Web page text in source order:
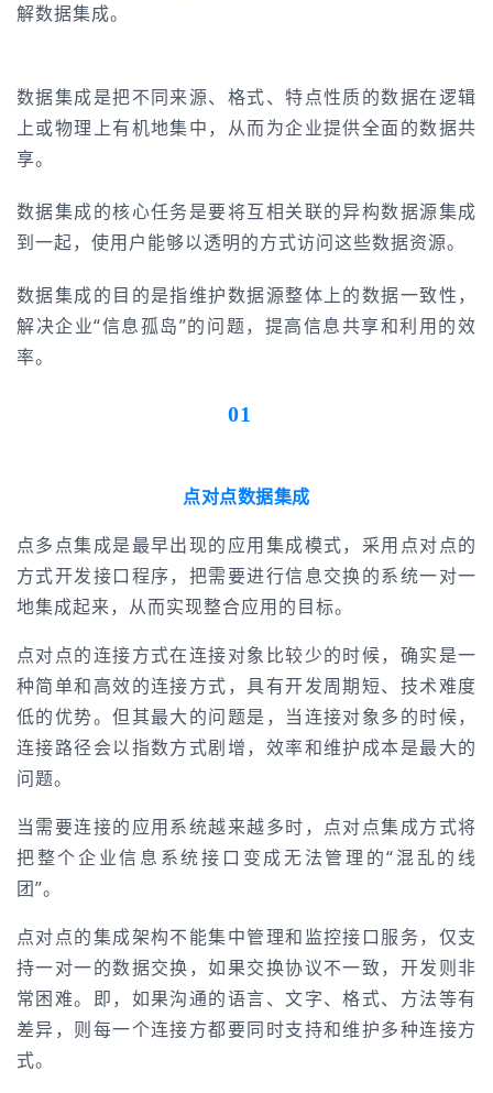
解数据集成。
数据集成是把不同来源、格式、特点性质的数据在逻辑
上或物理上有机地集中，从而为企业提供全面的数据共
享。
数据集成的核心任务是要将互相关联的异构数据源集成
到一起，使用户能够以透明的方式访问这些数据资源。
数据集成的目的是指维护数据源整体上的数据一致性，
解决企业“信息孤岛”的问题，提高信息共享和利用的效
率。
01
点对点数据集成
点多点集成是最早出现的应用集成模式，采用点对点的
方式开发接口程序，把需要进行信息交换的系统一对一
地集成起来，从而实现整合应用的目标。
点对点的连接方式在连接对象比较少的时候，确实是一
种简单和高效的连接方式，具有开发周期短、技术难度
低的优势。但其最大的问题是，当连接对象多的时候，
连接路径会以指数方式剧增，效率和维护成本是最大的
问题。
当需要连接的应用系统越来越多时，点对点集成方式将
把整个企业信息系统接口变成无法管理的“混乱的线
团”。
点对点的集成架构不能集中管理和监控接口服务，仅支
持一对一的数据交换，如果交换协议不一致，开发则非
常困难。即，如果沟通的语言、文字、格式、方法等有
差异，则每一个连接方都要同时支持和维护多种连接方
式。